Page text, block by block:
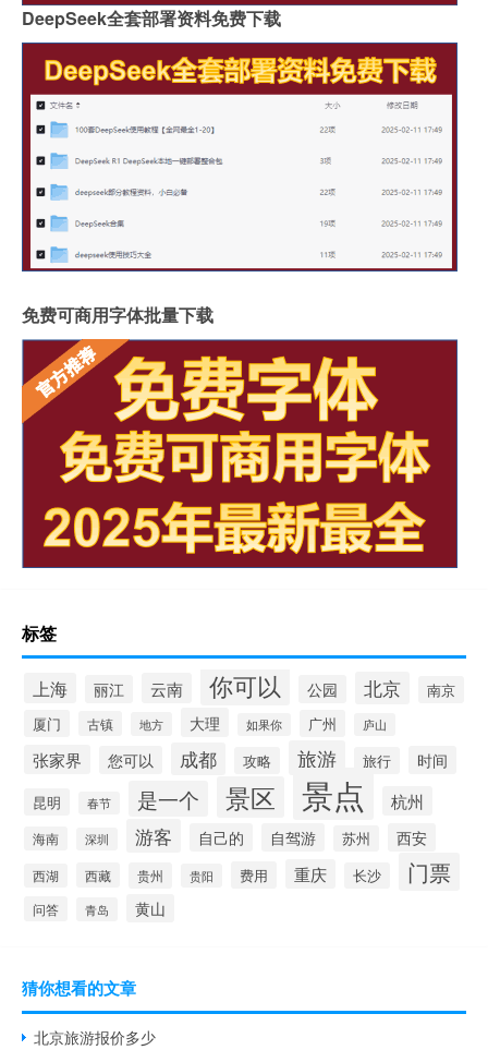
DeepSeek全套部署资料免费下载
免费可商用字体批量下载
标签
上海 丽江 云南 你可以 公园 北京
南京
厦门
古镇 地方 大理 如果你 广州 庐山
张家界 您可以 成都 攻略 旅游 旅行 时间
昆明 春节 是一个 景区 景点 杭州
海南 深圳 游客 自己的 自驾游 苏州 西安
西湖 西藏 贵州 贵阳 费用 重庆 长沙 门票
问答 青岛 黄山
猜你想看的文章
北京旅游报价多少